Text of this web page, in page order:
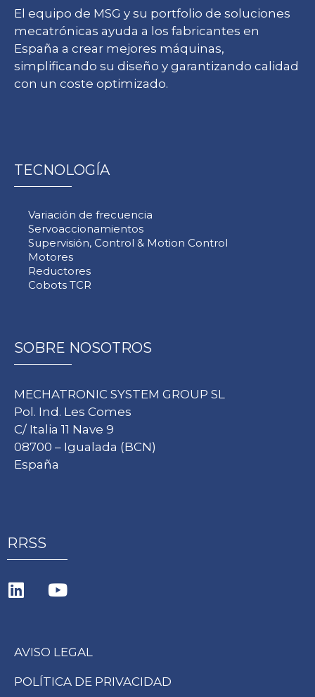
El equipo de MSG y su portfolio de soluciones
mecatrónicas ayuda a los fabricantes en
España a crear mejores máquinas,
simplificando su diseño y garantizando calidad
con un coste optimizado.
TECNOLOGÍA
Variación de frecuencia
Servoaccionamientos
Supervisión, Control & Motion Control
Motores
Reductores
Cobots TCR
SOBRE NOSOTROS
MECHATRONIC SYSTEM GROUP SL
Pol. Ind. Les Comes
C/ Italia 11 Nave 9
08700 – Igualada (BCN)
España
RRSS
L
e
d
Y
u
b
AVISO LEGAL
POLÍTICA DE PRIVACIDAD